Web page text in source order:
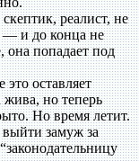
реалист, не
— и до конца не
она попадает под
оставляет
жива, но теперь
Но время летит.
выйти замуж за